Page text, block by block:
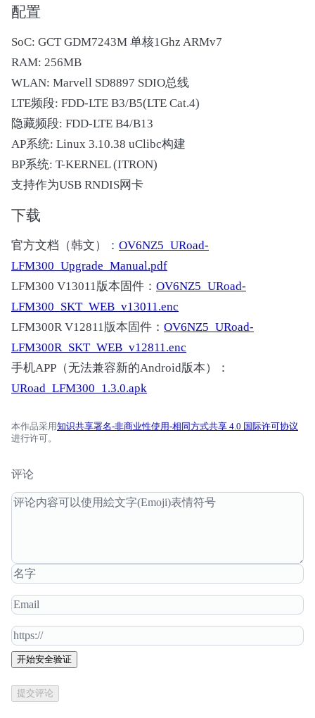
配置
SoC: GCT GDM7243M 单核1Ghz ARMv7
RAM: 256MB
WLAN: Marvell SD8897 SDIO总线
LTE频段: FDD-LTE B3/B5(LTE Cat.4)
隐藏频段: FDD-LTE B4/B13
AP系统: Linux 3.10.38 uClibc构建
BP系统: T-KERNEL (ITRON)
支持作为USB RNDIS网卡
下载
官方文档（韩文）： OV6NZ5_URoad-
LFM300_Upgrade_Manual.pdf
LFM300 V13011版本固件： OV6NZ5_URoad-
LFM300_SKT_WEB_v13011.enc
LFM300R V12811版本固件： OV6NZ5_URoad-
LFM300R_SKT_WEB_v12811.enc
手机APP（无法兼容新的Android版本）：
URoad_LFM300_1.3.0.apk
本作品采用知识共享署名-非商业性使用-相同方式共享 4.0 国际许可协议
进行许可。
评论
开始安全验证
提交评论